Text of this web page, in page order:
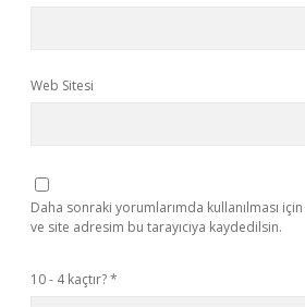
Web Sitesi
Daha sonraki yorumlarımda kullanılması
ve site adresim bu tarayıcıya kaydedilsin.
10 - 4 kaçtır?*